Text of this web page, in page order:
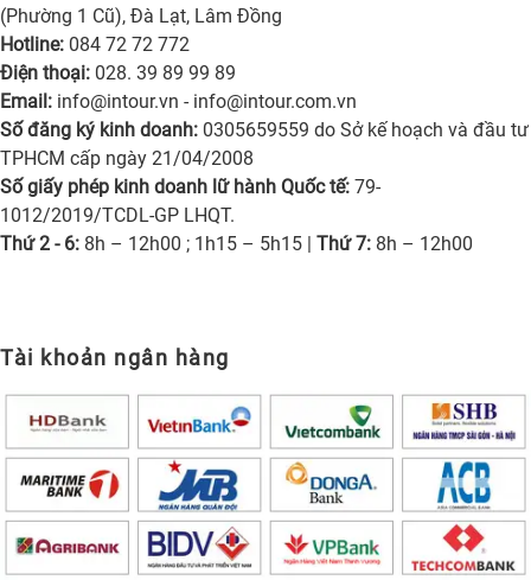
(Phường 1 Cũ), Đà Lạt, Lâm Đồng
Hotline: 084 72 72 772
Điện thoại: 028. 39 89 99 89
Email: info@intour.vn - info@intour.com.vn
Số đăng ký kinh doanh: 0305659559 do Sở kế hoạch và đầu tư
TPHCM cấp ngày 21/04/2008
Số giấy phép kinh doanh lữ hành Quốc tế: 79-
1012/2019/TCDL-GP LHQT.
Thứ 2 - 6: 8h – 12h00 ; 1h15 – 5h15 | Thứ 7: 8h – 12h00
Tài khoản ngân hàng